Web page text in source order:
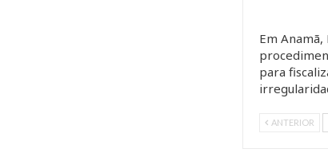
Em
para
ANTERIOR